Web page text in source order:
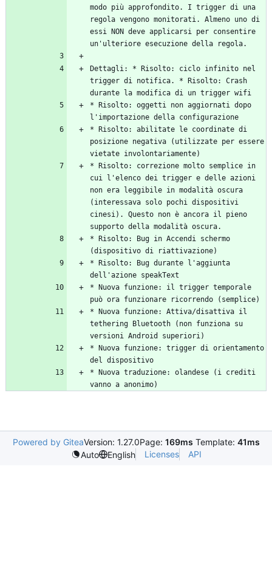
modo più approfondito. I trigger di una
regola vengono monitorati. Almeno uno di
essi NON deve applicarsi per consentire
Dettagli: * Risolto: ciclo infinito nel
trigger di notifica. * Risolto: Crash
* Risolto: oggetti non aggiornati dopo
* Risolto: abilitate le coordinate di
posizione negativa (utilizzate per essere
* Risolto: correzione molto semplice in
cui l'elenco dei trigger e delle azioni
non era leggibile in modalità oscura
(interessava solo pochi dispositivi
cinesi). Questo non è ancora il pieno
* Risolto: Bug in Accendi schermo
* Risolto: Bug durante l'aggiunta
* Nuova funzione: il trigger temporale
* Nuova funzione: Attiva/disattiva il
tethering Bluetooth (non funziona su
* Nuova funzione: trigger di orientamento
* Nuova traduzione: olandese (i crediti
vanno a anonimo)
Powered by GiteaVersion: 1.27.0Page: 169ms Template: 41ms
Auto
English Licenses API